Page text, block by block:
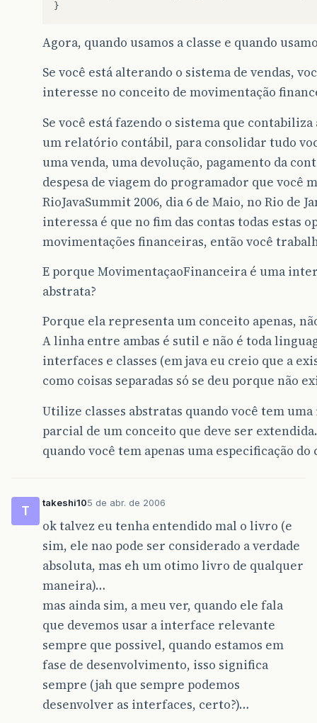
}
Agora, quando usamos a classe e quando
Se você está alterando o sistema de vendas,
interesse no conceito de movimentação
Se você está fazendo o sistema que contabiliza
um relatório contábil, para consolidar tudo
uma venda, uma devolução, pagamento da
despesa de viagem do programador que você
RioJavaSummit 2006, dia 6 de Maio, no Rio de
interessa é que no fim das contas todas estas
movimentações financeiras, então você
E porque MovimentaçaoFinanceira é uma
abstrata?
Porque ela representa um conceito apenas,
A linha entre ambas é sutil e não é toda
interfaces e classes (em java eu creio que a
como coisas separadas só se deu porque não
Utilize classes abstratas quando você tem
parcial de um conceito que deve ser
quando você tem apenas uma especificação do
T
takeshi105 de abr. de 2006
ok talvez eu tenha entendido mal o livro (e
sim, ele nao pode ser considerado a verdade
absoluta, mas eh um otimo livro de qualquer
maneira)…
mas ainda sim, a meu ver, quando ele fala
que devemos usar a interface relevante
sempre que possivel, quando estamos em
fase de desenvolvimento, isso significa
sempre (jah que sempre podemos
desenvolver as interfaces, certo?)…